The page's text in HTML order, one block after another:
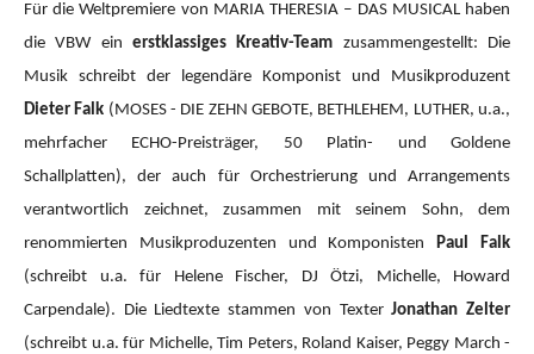
Für die Weltpremiere von MARIA THERESIA – DAS MUSICAL haben
die VBW ein erstklassiges Kreativ-Team zusammengestellt: Die
Musik schreibt der legendäre Komponist und Musikproduzent
Dieter Falk (MOSES - DIE ZEHN GEBOTE, BETHLEHEM, LUTHER, u.a.,
mehrfacher ECHO-Preisträger, 50 Platin- und Goldene
Schallplatten), der auch für Orchestrierung und Arrangements
verantwortlich zeichnet, zusammen mit seinem Sohn, dem
renommierten Musikproduzenten und KomponistenPaul Falk
(schreibt u.a. für Helene Fischer, DJ Ötzi, Michelle, Howard
Carpendale). Die Liedtexte stammen von TexterJonathan Zelter
(schreibt u.a. für Michelle, Tim Peters, Roland Kaiser, Peggy March -